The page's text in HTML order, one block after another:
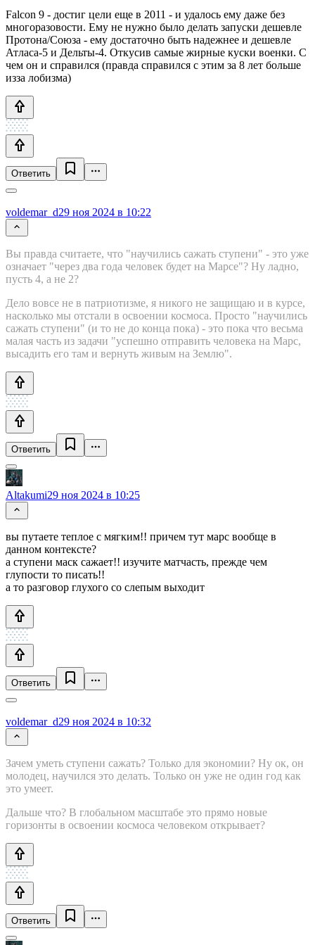
Falcon 9 - достиг цели еще в 2011 - и удалось ему даже без
многоразовости. Ему не нужно было делать запуски дешевле
Протона/Cоюза - ему достаточно быть надежнее и дешевле
Атласа-5 и Дельты-4. Откусив самые жирные куски военки. C
чем он и справился (правда справился с этим за 8 лет больше
изза лобизма)
Ответить
voldemar_d29 ноя 2024 в 10:22
Вы правда считаете, что "научились сажать ступени" - это уже
означает "через два года человек будет на Марсе"? Ну ладно,
пусть 4, а не 2?
Дело вовсе не в патриотизме, я никого не защищаю и в курсе,
насколько мы отстали в освоении космоса. Просто "научились
сажать ступени" (и то не до конца пока) - это пока что весьма
малая часть из задачи "успешно отправить человека на Марс,
высадить его там и вернуть живым на Землю".
Ответить
Altakumi29 ноя 2024 в 10:25
вы путаете теплое с мягким!! причем тут марс вообще в
данном контексте?
а ступени маск сажает!! изучите матчасть, прежде чем
глупости то писать!!
а то разговор глухого со слепым выходит
Ответить
voldemar_d29 ноя 2024 в 10:32
Зачем уметь ступени сажать? Только для экономии? Ну ок, он
молодец, научился это делать. Только он уже не один год как
это умеет.
Дальше что? В глобальном масштабе это прямо новые
горизонты в освоении космоса человеком открывает?
Ответить